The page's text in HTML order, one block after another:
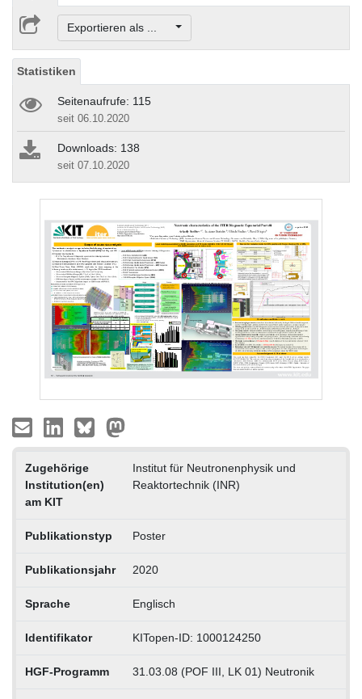
Exportieren als ...
Statistiken
Seitenaufrufe: 115
seit 06.10.2020
Downloads: 138
seit 07.10.2020
Zugehörige
Institution(en)
am KIT
Institut für Neutronenphysik und
Reaktortechnik (INR)
Publikationstyp Poster
Publikationsjahr 2020
Sprache Englisch
Identifikator KITopen-ID: 1000124250
HGF-Programm 31.03.08 (POF III, LK 01) Neutronik